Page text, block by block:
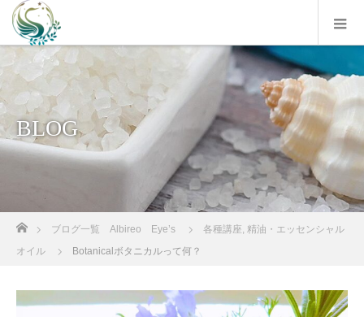
BLOG
ブログ一覧 Albireo Eye’s 各種講座 精油・エッセンシャル
オイル
Botanicalボタニカルって何？